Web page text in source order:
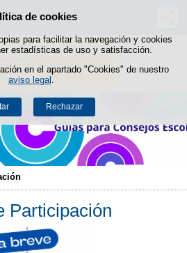
de cookies
para facilitar la navegación y cookies
estadísticas de uso y satisfacción.
en el apartado "Cookies" de nuestro
aviso legal
Rechazar
Saltar al contenido
Participación